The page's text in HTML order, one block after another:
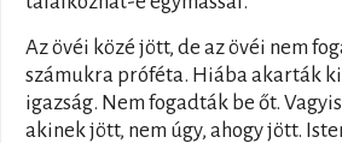
Az övéi közé jött, de az övéi nem
számukra próféta. Hiába akarták
igazság. Nem fogadták be őt.
akinek jött, nem úgy, ahogy jött.